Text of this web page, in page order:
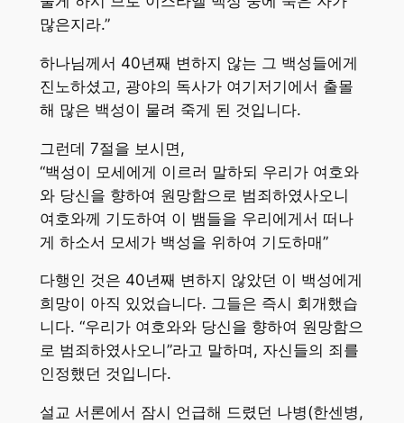
많은지라.”
하나님께서 40년째 변하지 않는 그 백성들에게
진노하셨고, 광야의 독사가 여기저기에서 출몰
해 많은 백성이 물려 죽게 된 것입니다.
그런데 7절을 보시면,
“백성이 모세에게 이르러 말하되 우리가 여호와
와 당신을 향하여 원망함으로 범죄하였사오니
여호와께 기도하여 이 뱀들을 우리에게서 떠나
게 하소서 모세가 백성을 위하여 기도하매”
다행인 것은 40년째 변하지 않았던 이 백성에게
희망이 아직 있었습니다. 그들은 즉시 회개했습
니다. “우리가 여호와와 당신을 향하여 원망함으
로 범죄하였사오니”라고 말하며, 자신들의 죄를
인정했던 것입니다.
설교 서론에서 잠시 언급해 드렸던 나병(한센병,